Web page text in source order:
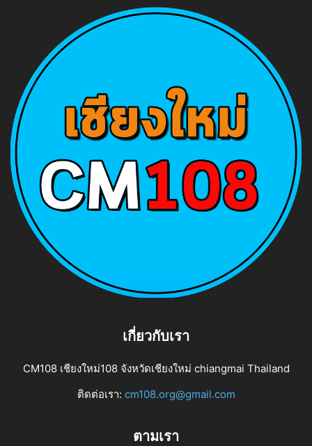
เกี่ยวกับเรา
CM108 เชียงใหม่108 จังหวัดเชียงใหม่ chiangmai Thailand
ติดต่อเรา: cm108.org@gmail.com
ตามเรา